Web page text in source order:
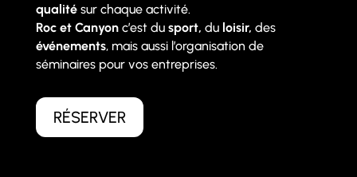
qualitésur chaque activité.
Roc et Canyonc’est dusport, du loisir, des
événements, mais aussi l’organisation de
séminaires pour vos entreprises.
RÉSERVER